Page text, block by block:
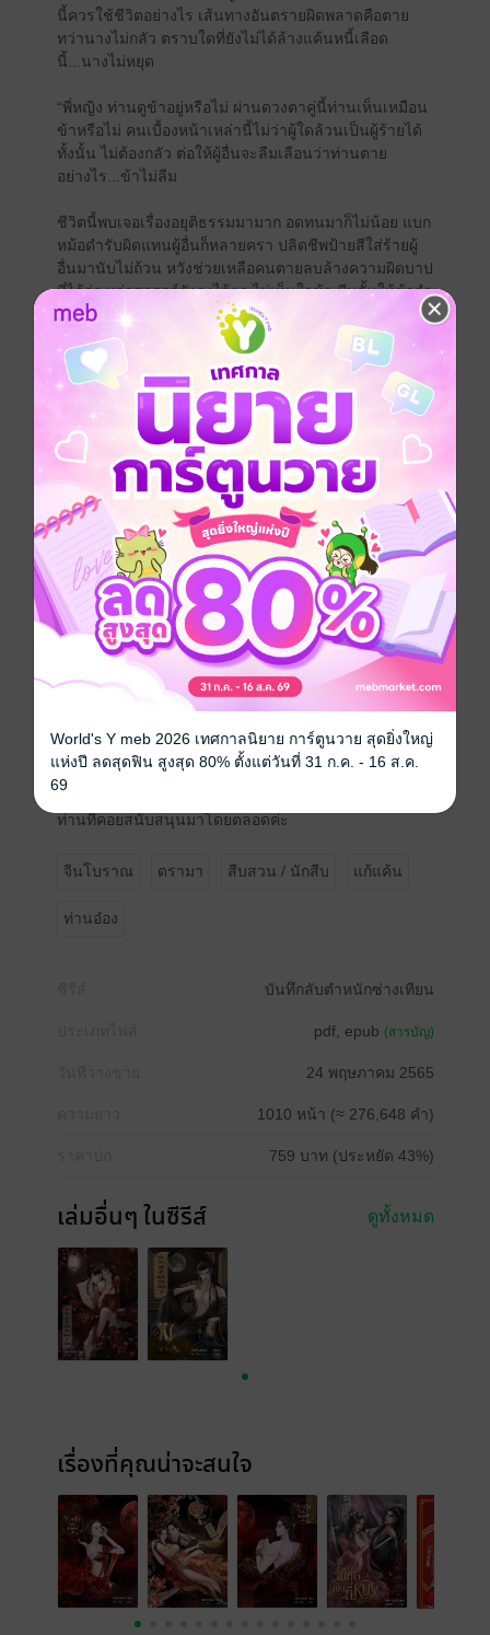
นี้ควรใช้ชีวิตอย่างไร เส้นทางอันตรายผิดพลาดคือตาย
ทว่านางไม่กลัว ตราบใดที่ยังไม่ได้ล้างแค้นหนี้เลือด
นี้...นางไม่หยุด
“พี่หญิง ท่านดูข้าอยู่หรือไม่ ผ่านดวงตาคู่นี้ท่านเห็นเหมือน
ข้าหรือไม่ คนเบื้องหน้าเหล่านี้ไม่ว่าผู้ใดล้วนเป็นผู้ร้ายได้
ทั้งนั้น ไม่ต้องกลัว ต่อให้ผู้อื่นจะลืมเลือนว่าท่านตาย
อย่างไร...ข้าไม่ลืม
ชีวิตนี้พบเจอเรื่องอยุติธรรมมามาก อดทนมาก็ไม่น้อย แบก
หม้อดำรับผิดแทนผู้อื่นก็หลายครา ปลิดชีพป้ายสีใส่ร้ายผู้
อื่นมานับไม่ถ้วน หวังช่วยเหลือคนตายลบล้างความผิดบาป
ที่ได้ก่อ ทว่าสวรรค์ยังคงไร้ตา ไม่เห็นใจข้า บีบคั้นให้ข้าจำ
ต้องไล่ล่าสังหารอีกครา
ความดีความชั่วบาปบุญไม่ขอคำนึง วันนี้ไม่กลัวฟ้าดิน!
หลูน่าหลันเหยาหยาขอสาบาน สวรรค์ไม่รับฟังไม่เป็นไร
ขอเพียงพี่หญิงฟังคำข้าไว้ ท่านตายอย่างไร...มันผู้นั้นต้อง
ชดใช้จ่ายคืนเป็นเท่าทวี ร้อยไม่เพียงพอ พันไม่เพียงพอ
หมื่นไม่เพียงพอ!”
...................................................................
นิยายเรื่องนี้มีทั้งหมดสามเล่มจบค่ะ จัดโปรโมชั่นลด
กระหน่ำ...เพียงครั้งแรกที่จัดจำหน่ายเท่านั้น หากหมดช่วง
โปรโมชั่นนี้แล้ว นิยายเรื่องนี้จะไม่มีการนำมาลดราคาอีก
ย้ำอีกครั้ง...จัดโปรโมชั่นเพียงครั้งเดียวค่ะ
นิยายเรื่องนี้แต่งจบแล้ว นักอ่านไม่ต้องกังวลว่าจะได้ไม่
ครบเล่มนะคะ ไว้พบกันในเล่มถัดไปค่ะ
กำหนดการออกเล่มสอง ไม่เกินปลายเดือนมิถุนายน
กำหนดการออกเล่มสาม(จบ) ไม่เกินปลายเดือนกรกฎาคม
ทั้งนี้...เล่มสองและเล่มสาม อาจจะปล่อยเร็วกว่ากำหนดที่ผู้
เขียนแจ้งข้างต้น แต่เพื่อไม่ให้นักอ่านคาดหวังกับระยะ
เวลาการปล่อยจำหน่าย เลยแจ้งเผื่อๆ ไว้ก่อนเท่านั้นเองค่ะ
ผู้เขียนขอความกรุณานักอ่านทุกท่าน โหลดทดลองอ่าน
ท่านที่คอยสนับสนุนมาโดยตลอดค่ะ
จีนโบราณ ดรามา สืบสวน / นักสืบ แก้แค้น
ท่านอ๋อง
บันทึกลับตำหนักซ่างเทียน
pdf, epub (สารบัญ)
24 พฤษภาคม 2565
1010 หน้า (≈ 276,648 คำ)
759 บาท (ประหยัด 43%)
เล่มอื่นๆ ในซีรีส์ ดูทั้งหมด
เรื่องที่คุณน่าจะสนใจ
World's Y meb 2026 เทศกาลนิยาย การ์ตูนวาย สุดยิ่งใหญ่
แห่งปี ลดสุดฟิน สูงสุด 80% ตั้งแต่วันที่ 31 ก.ค. - 16 ส.ค.
69